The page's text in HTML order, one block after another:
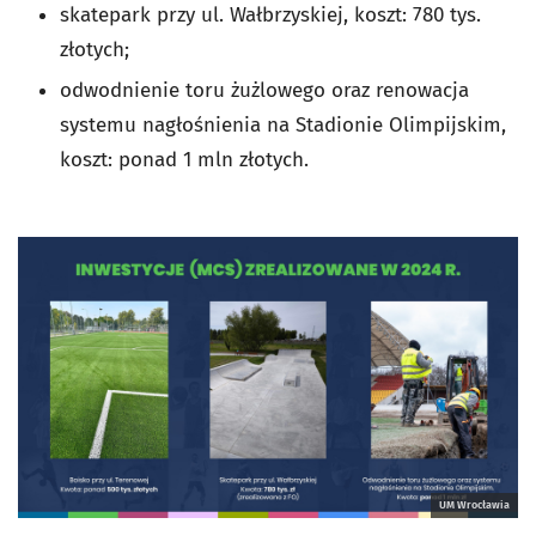
skatepark przy ul. Wałbrzyskiej, koszt: 780 tys.
złotych;
odwodnienie toru żużlowego oraz renowacja
systemu nagłośnienia na Stadionie Olimpijskim,
koszt: ponad 1 mln złotych.
UM Wrocławia